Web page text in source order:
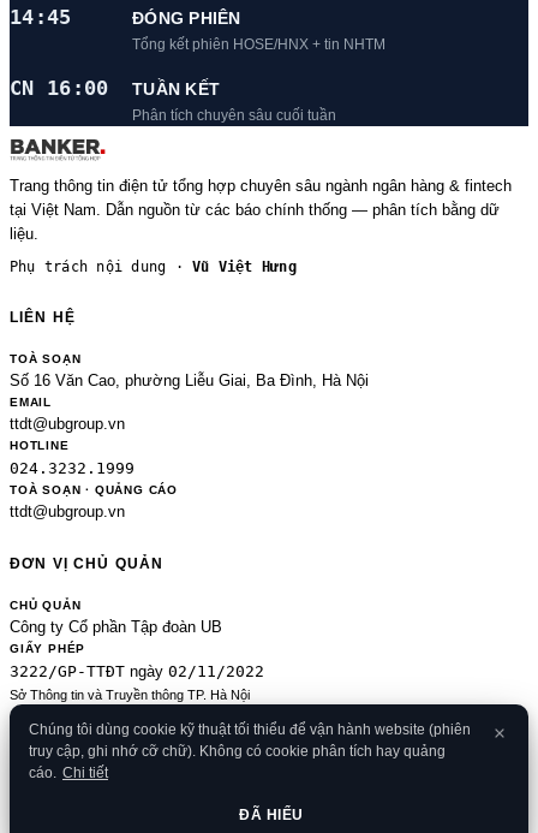
14:45 ĐÓNG PHIÊN
Tổng kết phiên HOSE/HNX + tin NHTM
CN 16:00 TUẦN KẾT
Phân tích chuyên sâu cuối tuần
Trang thông tin điện tử tổng hợp chuyên sâu ngành ngân hàng & fintech
tại Việt Nam. Dẫn nguồn từ các báo chính thống — phân tích bằng dữ
liệu.
Phụ trách nội dung ·Vũ Việt Hưng
LIÊN HỆ
TOÀ SOẠN
Số 16 Văn Cao, phường Liễu Giai, Ba Đình, Hà Nội
EMAIL
ttdt@ubgroup.vn
HOTLINE
024.3232.1999
TOÀ SOẠN · QUẢNG CÁO
ttdt@ubgroup.vn
ĐƠN VỊ CHỦ QUẢN
CHỦ QUẢN
Công ty Cổ phần Tập đoàn UB
GIẤY PHÉP
3222/GP-TTĐT ngày 02/11/2022
Sở Thông tin và Truyền thông TP. Hà Nội
Sửa đổi của 2489/GP-TTĐT ngày 24/8/2020
ĐKKD
0106080414· cấp09/01/2013
© 2026 Banker.vn
Cookies·Liên hệ
Chúng tôi dùng cookie kỹ thuật tối thiểu để vận hành website (phiên
truy cập, ghi nhớ cỡ chữ). Không có cookie phân tích hay quảng
cáo. Chi tiết
ĐÃ HIỂU